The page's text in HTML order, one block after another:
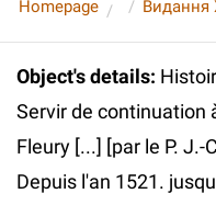
Homepage Видання
Object's details:
Servir de continuation
Fleury [...] [par le P. J.-
Depuis l'an 1521.